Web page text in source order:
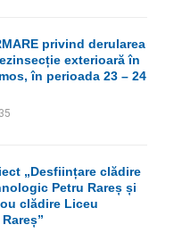
privind derularea
exterioară în
în perioada 23 – 24
„Desființare clădire
Petru Rareș și
clădire Liceu